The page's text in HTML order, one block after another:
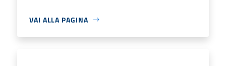
VAI ALLA PAGINA